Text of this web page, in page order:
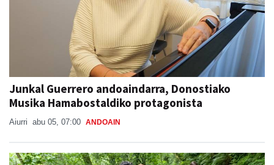
Junkal Guerrero andoaindarra, Donostiako
Musika Hamabostaldiko protagonista
Aiurri abu 05, 07:00 ANDOAIN